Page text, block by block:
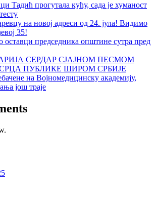
Тадић прогутала кућу, сада је хуманост
на новој адреси од 24. јула! Видимо
35!
оставци председника општине сутра пред
СЕРДАР СЈАЈНОМ ПЕСМОМ
ПУБЛИКЕ ШИРОМ СРБИЈЕ
на Војномедицинску академију,
још траје